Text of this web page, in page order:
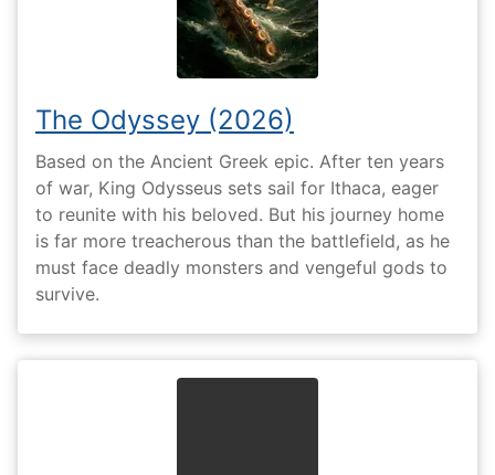
The Odyssey (2026)
Based on the Ancient Greek epic. After ten years
of war, King Odysseus sets sail for Ithaca, eager
to reunite with his beloved. But his journey home
is far more treacherous than the battlefield, as he
must face deadly monsters and vengeful gods to
survive.